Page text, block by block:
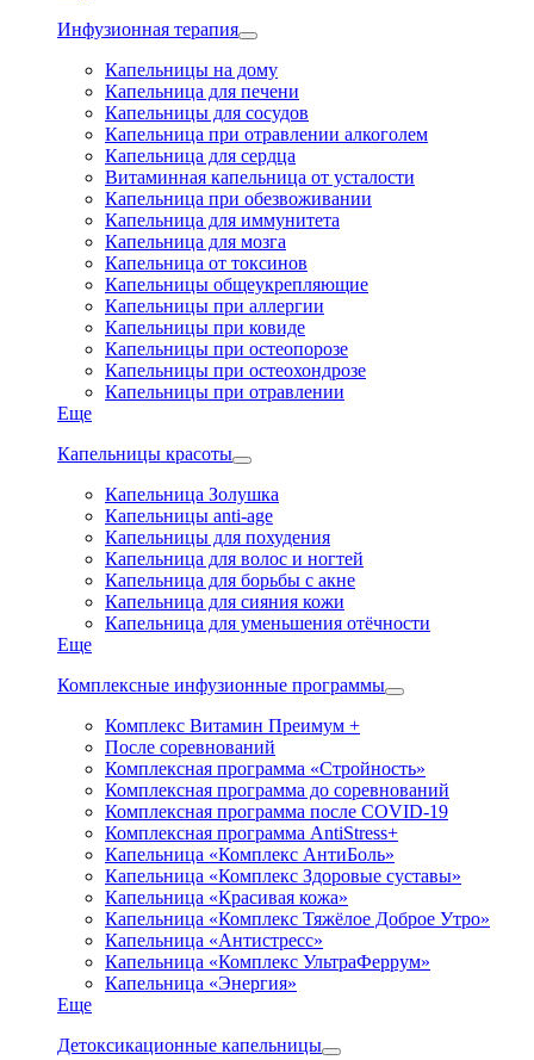
Инфузионная терапия
Капельницы на дому
Капельница для печени
Капельницы для сосудов
Капельница при отравлении алкоголем
Капельница для сердца
Витаминная капельница от усталости
Капельница при обезвоживании
Капельница для иммунитета
Капельница для мозга
Капельница от токсинов
Капельницы общеукрепляющие
Капельницы при аллергии
Капельницы при ковиде
Капельницы при остеопорозе
Капельницы при остеохондрозе
Капельницы при отравлении
Еще
Капельницы красоты
Капельница Золушка
Капельницы anti-age
Капельницы для похудения
Капельница для волос и ногтей
Капельница для борьбы с акне
Капельница для сияния кожи
Капельница для уменьшения отёчности
Еще
Комплексные инфузионные программы
Комплекс Витамин Преимум +
После соревнований
Комплексная программа «Стройность»
Комплексная программа до соревнований
Комплексная программа после COVID-19
Комплексная программа AntiStress+
Капельница «Комплекс АнтиБоль»
Капельница «Комплекс Здоровые суставы»
Капельница «Красивая кожа»
Капельница «Комплекс Тяжёлое Доброе Утро»
Капельница «Антистресс»
Капельница «Комплекс УльтраФеррум»
Капельница «Энергия»
Еще
Детоксикационные капельницы